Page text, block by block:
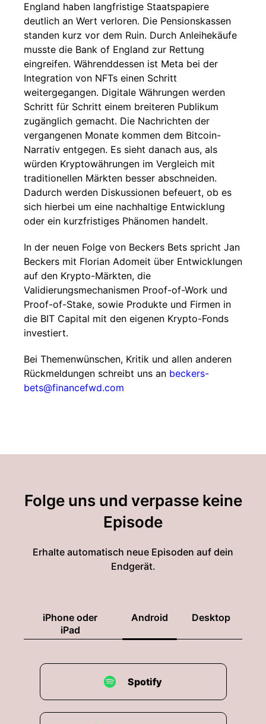
England haben langfristige Staatspapiere
deutlich an Wert verloren. Die Pensionskassen
standen kurz vor dem Ruin. Durch Anleihekäufe
musste die Bank of England zur Rettung
eingreifen. Währenddessen ist Meta bei der
Integration von NFTs einen Schritt
weitergegangen. Digitale Währungen werden
Schritt für Schritt einem breiteren Publikum
zugänglich gemacht. Die Nachrichten der
vergangenen Monate kommen dem Bitcoin-
Narrativ entgegen. Es sieht danach aus, als
würden Kryptowährungen im Vergleich mit
traditionellen Märkten besser abschneiden.
Dadurch werden Diskussionen befeuert, ob es
sich hierbei um eine nachhaltige Entwicklung
oder ein kurzfristiges Phänomen handelt.
In der neuen Folge von Beckers Bets spricht Jan
Beckers mit Florian Adomeit über Entwicklungen
auf den Krypto-Märkten, die
Validierungsmechanismen Proof-of-Work und
Proof-of-Stake, sowie Produkte und Firmen in
die BIT Capital mit den eigenen Krypto-Fonds
investiert.
Bei Themenwünschen, Kritik und allen anderen
Rückmeldungen schreibt uns an beckers-
bets@financefwd.com
Folge uns und verpasse keine
Episode
Erhalte automatisch neue Episoden auf dein
Endgerät.
iPhone oder
iPad
Android Desktop
Spotify